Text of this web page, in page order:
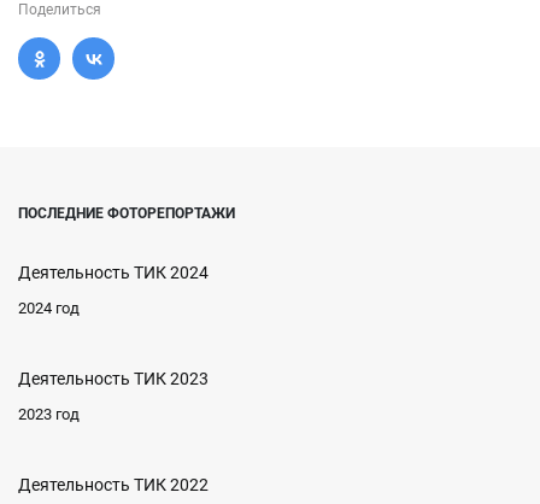
Поделиться
ПОСЛЕДНИЕ ФОТОРЕПОРТАЖИ
Деятельность ТИК 2024
2024 год
Деятельность ТИК 2023
2023 год
Деятельность ТИК 2022